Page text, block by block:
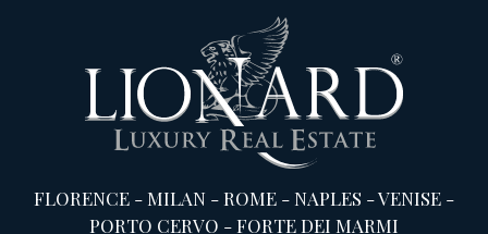
FLORENCE -MILAN -ROME -NAPLES -VENISE -
PORTO CERVO -FORTE DEI MARMI